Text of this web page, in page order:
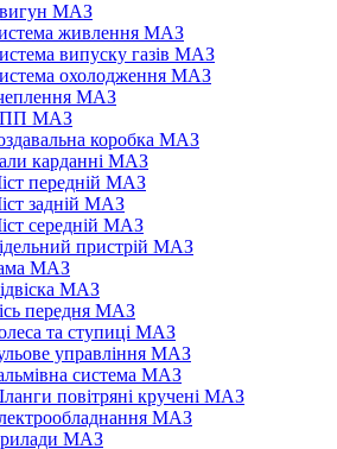
МАЗ
живлення МАЗ
випуску газів МАЗ
охолодження МАЗ
МАЗ
МАЗ
коробка МАЗ
карданні МАЗ
передній МАЗ
задній МАЗ
середній МАЗ
пристрій МАЗ
МАЗ
МАЗ
передня МАЗ
та ступиці МАЗ
управління МАЗ
система МАЗ
повітряні кручені МАЗ
МАЗ
МАЗ